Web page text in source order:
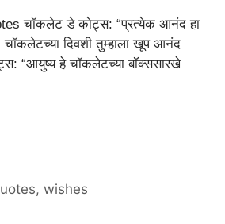
चॉकलेट डे कोट्स: “प्रत्येक आनंद हा
दिवशी तुम्हाला खूप आनंद
“आयुष्य हे चॉकलेटच्या बॉक्ससारखे
,wishes